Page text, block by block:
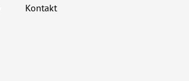
Kontakt